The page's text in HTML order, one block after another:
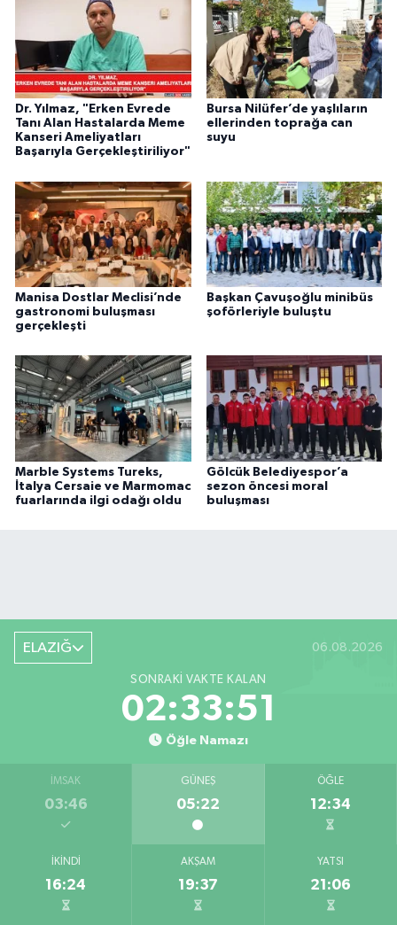
Dr. Yılmaz, "Erken Evrede
Tanı Alan Hastalarda Meme
Kanseri Ameliyatları
Başarıyla Gerçekleştiriliyor"
Bursa Nilüfer’de yaşlıların
ellerinden toprağa can
suyu
Manisa Dostlar Meclisi’nde
gastronomi buluşması
gerçekleşti
Başkan Çavuşoğlu minibüs
şoförleriyle buluştu
Marble Systems Tureks,
İtalya Cersaie ve Marmomac
fuarlarında ilgi odağı oldu
Gölcük Belediyespor’a
sezon öncesi moral
buluşması
ELAZIĞ 06.08.2026
SONRAKI VAKTE KALAN
02:33:50
Öğle Namazı
İMSAK
03:46
GÜNEŞ
05:22
ÖĞLE
12:34
İKINDI
16:24
AKŞAM
19:37
YATSI
21:06